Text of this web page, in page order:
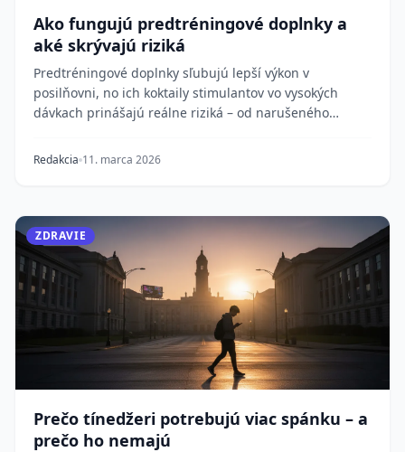
Ako fungujú predtréningové doplnky a
aké skrývajú riziká
Predtréningové doplnky sľubujú lepší výkon v
posilňovni, no ich koktaily stimulantov vo vysokých
dávkach prinášajú reálne riziká – od narušeného
Redakcia 11. marca 2026
ZDRAVIE
Prečo tínedžeri potrebujú viac spánku – a
prečo ho nemajú